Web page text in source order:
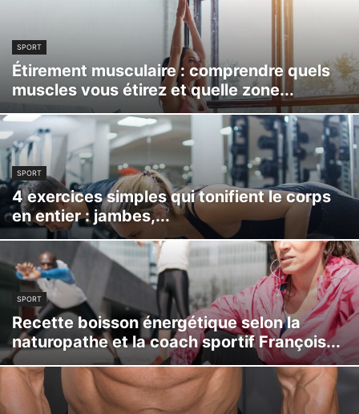
SPORT
Étirement musculaire : comprendre quels
muscles vous étirez et quelle zone...
SPORT
4 exercices simples qui tonifient le corps
en entier : jambes,...
SPORT
Recette boisson énergétique selon la
naturopathe et la coach sportif François...